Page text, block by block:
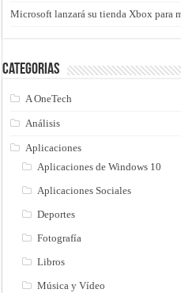
Microsoft lanzará su tienda Xbox para
Categorias
A OneTech
Análisis
Aplicaciones
Aplicaciones de Windows 10
Aplicaciones Sociales
Deportes
Fotografía
Libros
Música y Vídeo